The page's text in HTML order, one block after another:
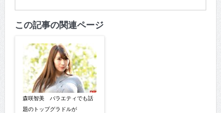
この記事の関連ページ
森咲智美 バラエティでも話
題のトップグラドルが